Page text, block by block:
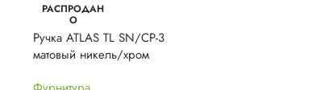
РАСПРОДАН
О
Ручка ATLAS TL SN/CP-3
матовый никель/хром